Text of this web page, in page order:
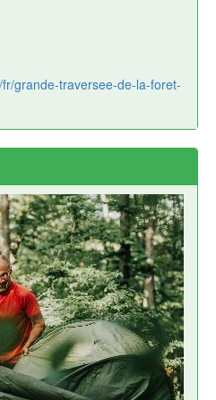
grande-traversee-de-la-foret-